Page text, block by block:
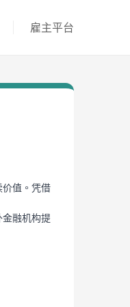
雇主平台
值。凭借
融机构提
储备，诚
项，核心